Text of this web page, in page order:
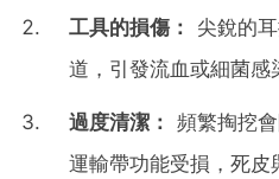
工具的損傷：
尖銳的
道，引發流血或細菌感
過度清潔： 頻繁掏挖
運輸帶功能受損，死皮